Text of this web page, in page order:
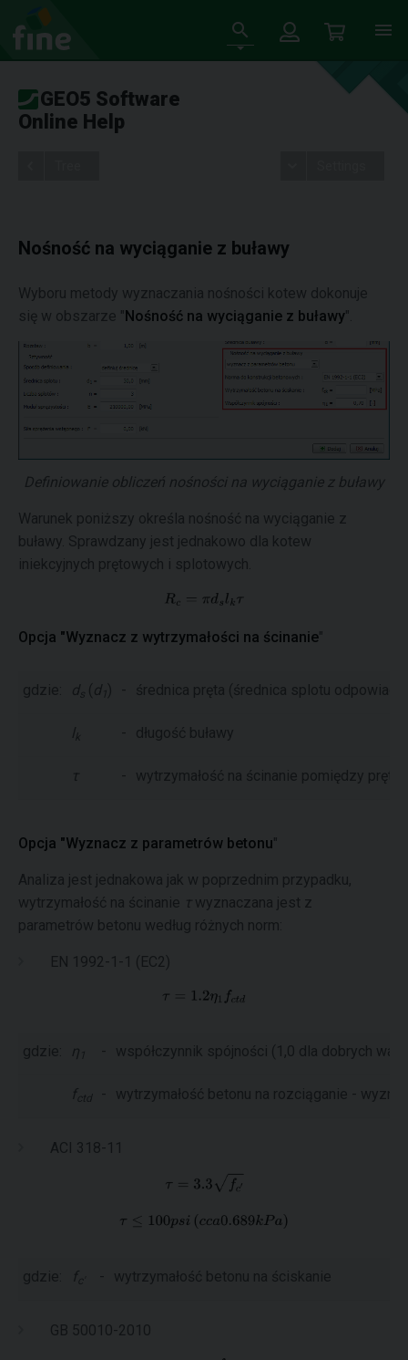
GEO5 Software
Online Help
Nośność na wyciąganie z buławy
Wyboru metody wyznaczania nośności kotew dokonuje
się w obszarze "Nośność na wyciąganie z buławy".
Definiowanie obliczeń nośności na wyciąganie z buławy
Warunek poniższy określa nośność na wyciąganie z
buławy. Sprawdzany jest jednakowo dla kotew
iniekcyjnych prętowych i splotowych.
Opcja "Wyznacz z wytrzymałości na ścinanie"
gdzie: ds ( d 1 ) - średnica pręta (średnica splotu
lk - długość buławy
τ - wytrzymałość na ścinanie pomiędzy
Opcja "Wyznacz z parametrów betonu"
Analiza jest jednakowa jak w poprzednim przypadku,
wytrzymałość na ścinanie τ wyznaczana jest z
parametrów betonu według różnych norm:
EN 1992-1-1 (EC2)
gdzie: η 1 - współczynnik spójności (1,0 dla dobrych
f ctd - wytrzymałość betonu na rozciąganie -
ACI 318-11
gdzie: f - wytrzymałość betonu na ściskanie
GB 50010-2010